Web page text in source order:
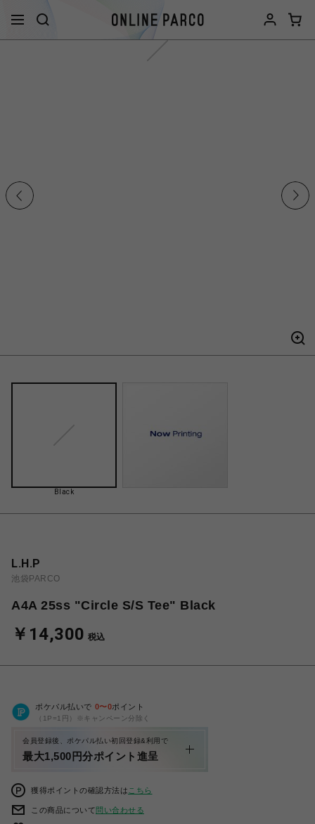
Black
L.H.P
池袋PARCO
A4A 25ss "Circle S/S Tee" Black
￥14,300 税込
ポケパル払いで 0〜0ポイント
（1P=1円）※キャンペーン分除く
会員登録後、ポケパル払い初回登録&利用で
最大1,500円分ポイント進呈
獲得ポイントの確認方法は こちら
この商品について問い合わせる